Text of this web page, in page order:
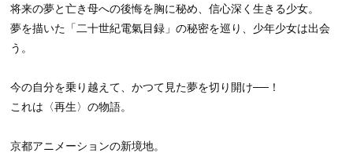
将来の夢と亡き母への後悔を胸に秘め、信心深く生きる少女。
夢を描いた「二十世紀電氣目録」の秘密を巡り、少年少女は出会
う。
今の自分を乗り越えて、かつて見た夢を切り開け──！
これは〈再生〉の物語。
京都アニメーションの新境地。